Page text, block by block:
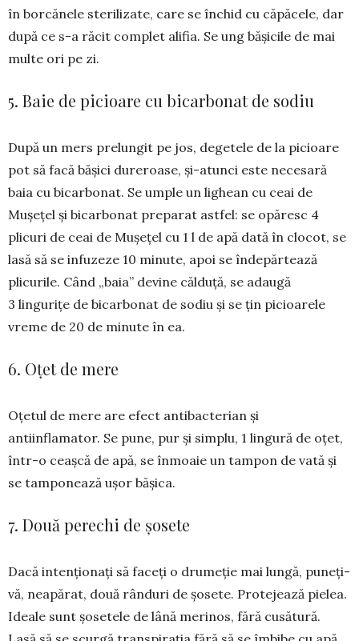
în borcănele sterilizate, care se închid cu căpăcele, dar
după ce s-a răcit complet alifia. Se ung bășicile de mai
multe ori pe zi.
5. Baie de picioare cu bicarbonat de sodiu
După un mers prelungit pe jos, degetele de la picioare
pot să facă bășici dureroase, și-atunci este necesară
baia cu bicarbonat. Se umple un lighean cu ceai de
Mușețel și bicarbonat preparat astfel: se opăresc 4
plicuri de ceai de Mușețel cu 1 l de apă dată în clocot, se
lasă să se infuzeze 10 minute, apoi se înde­părtează
plicurile. Când „baia” devine căl­duță, se adaugă
3 lingurițe de bi­carbonat de so­diu și se țin pi­cioarele
vreme de 20 de minute în ea.
6. Oțet de mere
Oțetul de mere are efect antibacterian și
antiinflamator. Se pune, pur și simplu, 1 lingură de oțet,
într-o ceașcă de apă, se înmoaie un tampon de vată și
se tamponează ușor bășica.
7. Două perechi de șosete
Dacă intenționați să faceți o drumeție mai lungă, puneți-
vă, neapă­rat, două rân­duri de șosete. Pro­tejează pie­lea.
Ideale sunt șose­tele de lână me­ri­nos, fără cusă­tură.